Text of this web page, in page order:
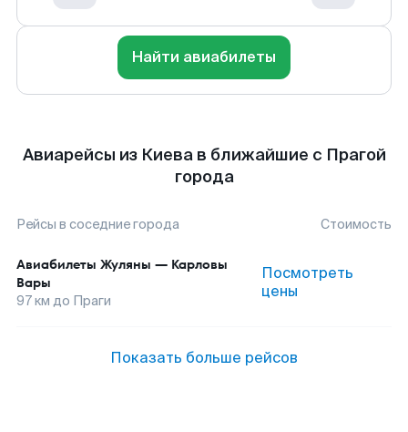
Найти авиабилеты
Авиарейсы из Киева в ближайшие с Прагой
города
Рейсы в соседние города Стоимость
Авиабилеты Жуляны — Карловы
Вары
97км до Праги
Посмотреть
цены
Показать больше рейсов